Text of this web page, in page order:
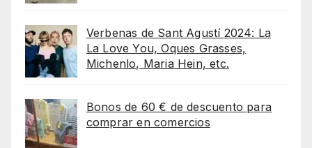
Verbenas de Sant Agustí 2024: La
La Love You, Oques Grasses,
Michenlo, Maria Hein, etc.
Bonos de 60 € de descuento para
comprar en comercios